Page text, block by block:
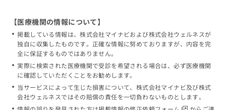
【医療機関の情報について】
掲載している情報は、株式会社マイナビおよび株式会社ウェルネスが
独自に収集したものです。正確な情報に努めておりますが、内容を完
全に保証するものではありません。
実際に検索された医療機関で受診を希望される場合は、必ず医療機関
に確認していただくことをお勧めします。
当サービスによって生じた損害について、株式会社マイナビ及び株式
会社ウェルネスではその賠償の責任を一切負わないものとします。